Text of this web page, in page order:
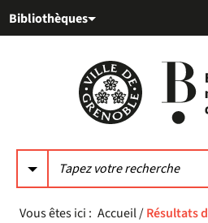
au
auBibliothèques
Vous êtes ici : Accueil/Résultats